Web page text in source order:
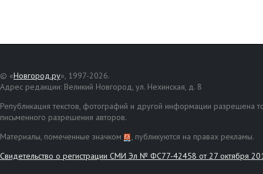
© «Новгород.ру», 1997-2026.
Адрес редакции: Великий Новгород, ул. Нехинская, д. 8
Републикация текстов, фотографий и другой информации разрешена
письменного разрешения авторов.
Материалы, помеченные значком
, публикуются на правах рекламы.
Свидетельство о регистрации СМИ Эл № ФС77-42458 от 27 октября